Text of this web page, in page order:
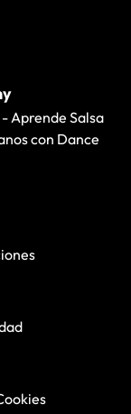
Aprende Salsa
con Dance